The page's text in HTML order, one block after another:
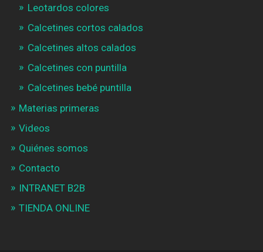
Leotardos colores
Calcetines cortos calados
Calcetines altos calados
Calcetines con puntilla
Calcetines bebé puntilla
Materias primeras
Videos
Quiénes somos
Contacto
INTRANET B2B
TIENDA ONLINE